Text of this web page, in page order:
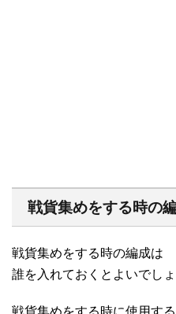
戦貨集めをする時の
戦貨集めをする時の編成は
誰を入れておくとよいでし
戦貨集めをする時に使用する